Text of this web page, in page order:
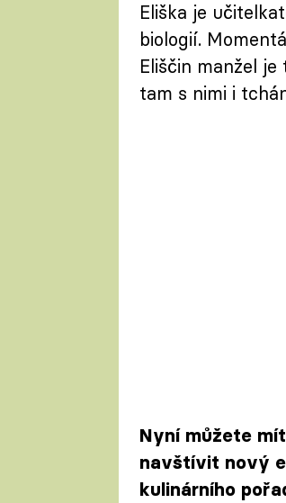
Eliška je
biologií.
Eliščin manžel
tam s nimi i
Nyní můžete
navštívit nový
kulinárního